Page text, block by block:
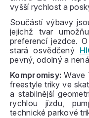
vyšší rychlost a
Součástí výbavy
jejichž tvar
preferencí jezdce.
stará osvědčený
pevný, odolný a
Kompromisy: Wave
freestyle triky ve
a stabilnější
rychlou jízdu,
technické parkové